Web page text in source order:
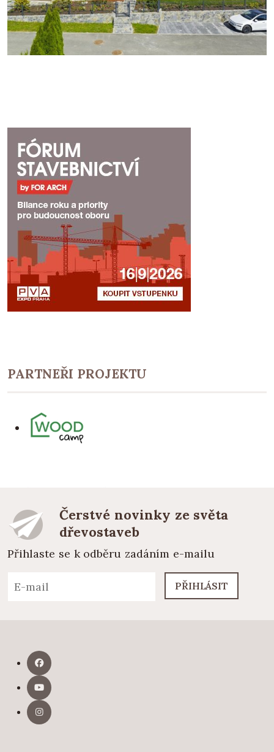
PARTNEŘI PROJEKTU
Čerstvé novinky ze světa
dřevostaveb
Přihlaste se k odběru zadáním e-mailu
PŘIHLÁSIT